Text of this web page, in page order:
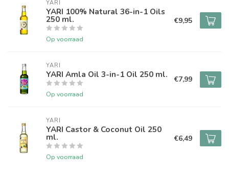
YARI
YARI 100% Natural 36-in-1 Oils
250 ml.
Op voorraad
€9,95
YARI
YARI Amla Oil 3-in-1 Oil 250 ml.
Op voorraad
€7,99
YARI
YARI Castor & Coconut Oil 250
ml.
Op voorraad
€6,49